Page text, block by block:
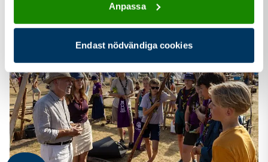
Anpassa
Endast nödvändiga cookies